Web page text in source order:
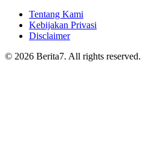
Tentang Kami
Kebijakan Privasi
Disclaimer
© 2026 Berita7. All rights reserved.